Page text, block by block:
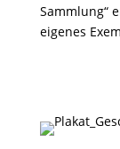
Sammlung“
eigenes